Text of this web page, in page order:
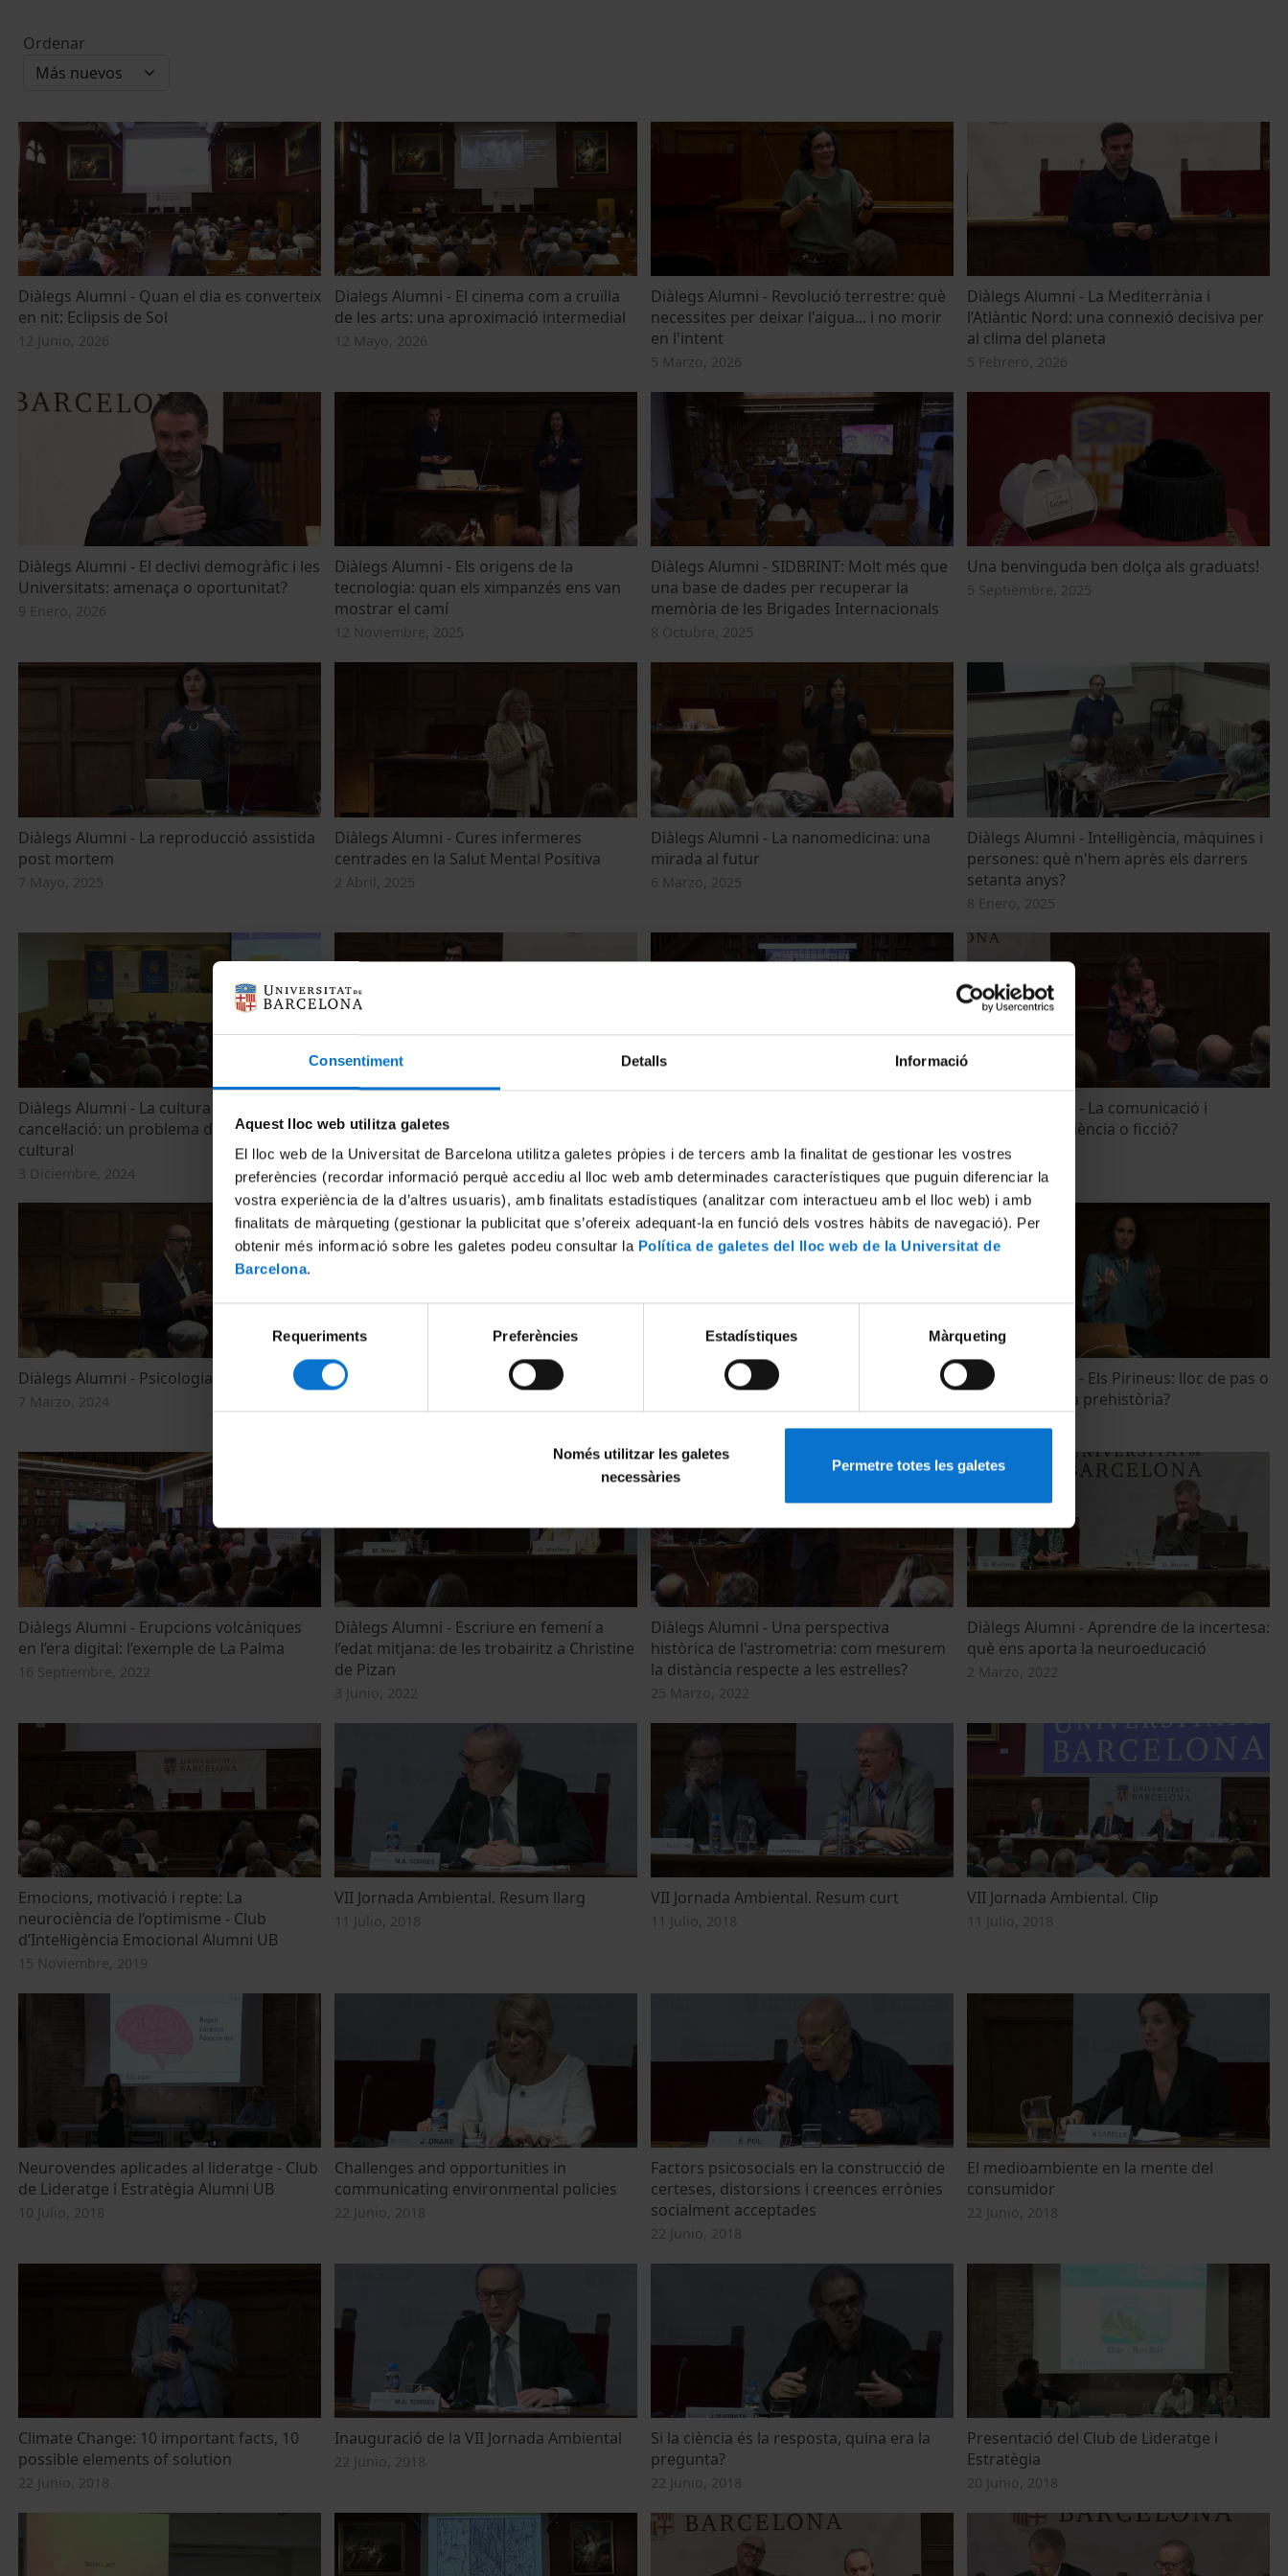
Consentiment Detalls Informació
Aquest lloc web utilitza galetes
El lloc web de la Universitat de Barcelona utilitza galetes pròpies i de tercers amb la finalitat de gestionar les vostres
preferències (recordar informació perquè accediu al lloc web amb determinades característiques que puguin diferenciar la
vostra experiència de la d’altres usuaris), amb finalitats estadístiques (analitzar com interactueu amb el lloc web) i amb
finalitats de màrqueting (gestionar la publicitat que s’ofereix adequant-la en funció dels vostres hàbits de navegació). Per
obtenir més informació sobre les galetes podeu consultar la Política de galetes del lloc web de la Universitat de
Barcelona.
consentiment
Requeriments Preferències Estadístiques Màrqueting
Només utilitzar les galetes
necessàries
Permetre totes les galetes
Ordenar
Diàlegs Alumni - Quan el dia es converteix
en nit: Eclipsis de Sol
12 Junio, 2026
Dialegs Alumni - El cinema com a cruïlla
de les arts: una aproximació intermedial
12 Mayo, 2026
Diàlegs Alumni - Revolució terrestre: què
necessites per deixar l'aigua... i no morir
en l'intent
5 Marzo, 2026
Diàlegs Alumni - La Mediterrània i
l’Atlàntic Nord: una connexió decisiva per
al clima del planeta
5 Febrero, 2026
Diàlegs Alumni - El declivi demogràfic i les
Universitats: amenaça o oportunitat?
9 Enero, 2026
Diàlegs Alumni - Els origens de la
tecnologia: quan els ximpanzés ens van
mostrar el camí
12 Noviembre, 2025
Diàlegs Alumni - SIDBRINT: Molt més que
una base de dades per recuperar la
memòria de les Brigades Internacionals
8 Octubre, 2025
Una benvinguda ben dolça als graduats!
5 Septiembre, 2025
Diàlegs Alumni - La reproducció assistida
post mortem
7 Mayo, 2025
Diàlegs Alumni - Cures infermeres
centrades en la Salut Mental Positiva
2 Abril, 2025
Diàlegs Alumni - La nanomedicina: una
mirada al futur
6 Marzo, 2025
Diàlegs Alumni - Intel·ligència, màquines i
persones: què n'hem après els darrers
setanta anys?
8 Enero, 2025
Diàlegs Alumni - La cultura de la
cancel·lació: un problema d'hegemonia
cultural
3 Diciembre, 2024
immobiliàries: orígens i conseqüències
7 Noviembre, 2024
Sonor
2 Octubre, 2024
Diàlegs Alumni - La comunicació i
l'alimentació: ciència o ficció?
7 Mayo, 2024
Diàlegs Alumni - Psicologia de la maldat
7 Marzo, 2024
Diàlegs Alumni - Vacunes: 200 anys
Diàlegs Alumni - Crims, reis i... genètica
Diàlegs Alumni - Els Pirineus: lloc de pas o
de frontera a la prehistòria?
Diàlegs Alumni - Erupcions volcàniques
en l’era digital: l’exemple de La Palma
16 Septiembre, 2022
Diàlegs Alumni - Escriure en femení a
l’edat mitjana: de les trobairitz a Christine
de Pizan
3 Junio, 2022
Diàlegs Alumni - Una perspectiva
històrica de l'astrometria: com mesurem
la distància respecte a les estrelles?
25 Marzo, 2022
Diàlegs Alumni - Aprendre de la incertesa:
què ens aporta la neuroeducació
2 Marzo, 2022
Emocions, motivació i repte: La
neurociència de l’optimisme - Club
d’Intel·ligència Emocional Alumni UB
15 Noviembre, 2019
VII Jornada Ambiental. Resum llarg
11 Julio, 2018
VII Jornada Ambiental. Resum curt
11 Julio, 2018
VII Jornada Ambiental. Clip
11 Julio, 2018
Neurovendes aplicades al lideratge - Club
de Lideratge i Estratègia Alumni UB
10 Julio, 2018
Challenges and opportunities in
communicating environmental policies
22 Junio, 2018
Factors psicosocials en la construcció de
certeses, distorsions i creences errònies
socialment acceptades
22 Junio, 2018
El medioambiente en la mente del
consumidor
22 Junio, 2018
Climate Change: 10 important facts, 10
possible elements of solution
22 Junio, 2018
Inauguració de la VII Jornada Ambiental
22 Junio, 2018
Si la ciència és la resposta, quina era la
pregunta?
22 Junio, 2018
Presentació del Club de Lideratge i
Estratègia
20 Junio, 2018